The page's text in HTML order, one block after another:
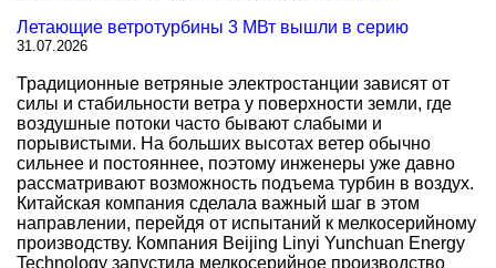
Летающие ветротурбины 3 МВт вышли в серию
31.07.2026
Традиционные ветряные электростанции зависят от
силы и стабильности ветра у поверхности земли, где
воздушные потоки часто бывают слабыми и
порывистыми. На больших высотах ветер обычно
сильнее и постояннее, поэтому инженеры уже давно
рассматривают возможность подъема турбин в воздух.
Китайская компания сделала важный шаг в этом
направлении, перейдя от испытаний к мелкосерийному
производству. Компания Beijing Linyi Yunchuan Energy
Technology запустила мелкосерийное производство